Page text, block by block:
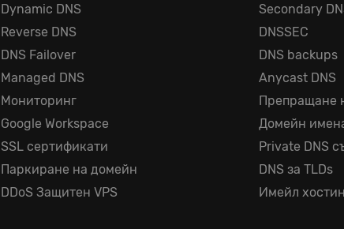
Dynamic DNS
Reverse DNS
DNS Failover
Managed DNS
Мониторинг
Google Workspace
SSL сертификати
Паркиране на домейн
DDoS Защитен VPS
Secondary
DNSSEC
DNS backups
Anycast DNS
Препращане
Домейн
Private DNS
DNS за TLDs
Имейл